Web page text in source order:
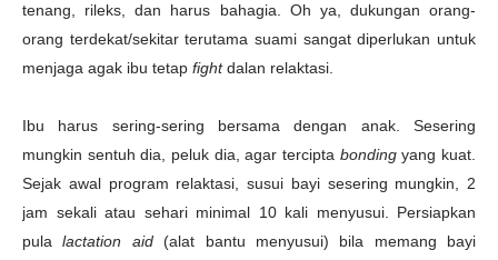
tenang, rileks, dan harus bahagia. Oh ya, dukungan orang-
orang terdekat/sekitar terutama suami sangat diperlukan untuk
menjaga agak ibu tetap fightdalan relaktasi.
Ibu harus sering-sering bersama dengan anak. Sesering
mungkin sentuh dia, peluk dia, agar tercipta bondingyang kuat.
Sejak awal program relaktasi, susui bayi sesering mungkin, 2
jam sekali atau sehari minimal 10 kali menyusui. Persiapkan
pulalactation aid (alat bantu menyusui) bila memang bayi